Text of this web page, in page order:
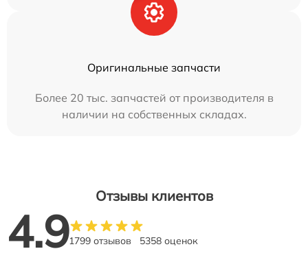
Оригинальные запчасти
Более 20 тыс. запчастей от производителя в
наличии на собственных складах.
Отзывы клиентов
4.91799 отзывов 5358 оценок